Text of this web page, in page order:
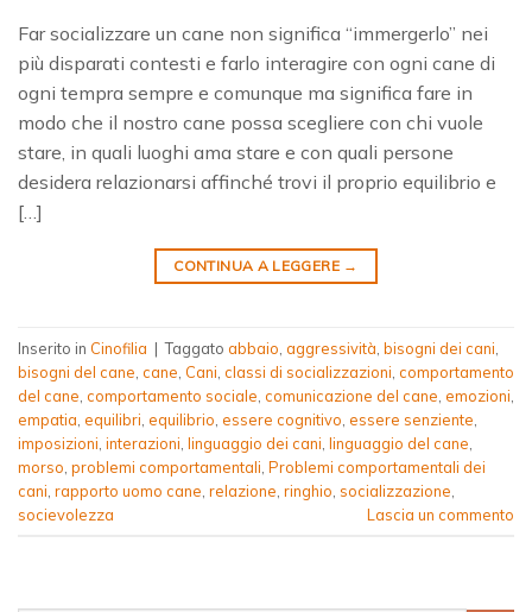
Far socializzare un cane non significa “immergerlo” nei
più disparati contesti e farlo interagire con ogni cane di
ogni tempra sempre e comunque ma significa fare in
modo che il nostro cane possa scegliere con chi vuole
stare, in quali luoghi ama stare e con quali persone
desidera relazionarsi affinché trovi il proprio equilibrio e
[…]
CONTINUA A LEGGERE →
Inserito in Cinofilia | Taggato abbaio aggressività bisogni dei cani
bisogni del cane cane Cani classi di socializzazioni comportamento
del cane comportamento sociale comunicazione del cane emozioni
empatia equilibri equilibrio essere cognitivo essere senziente
imposizioni interazioni linguaggio dei cani linguaggio del cane
morso problemi comportamentali Problemi comportamentali dei
cani rapporto uomo cane relazione ringhio socializzazione
socievolezza
Lascia un commento